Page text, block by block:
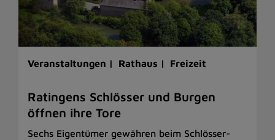
Veranstaltungen | Rathaus | Freizeit
Ratingens Schlösser und Burgen
öffnen ihre Tore
Sechs Eigentümer gewähren beim Schlösser-